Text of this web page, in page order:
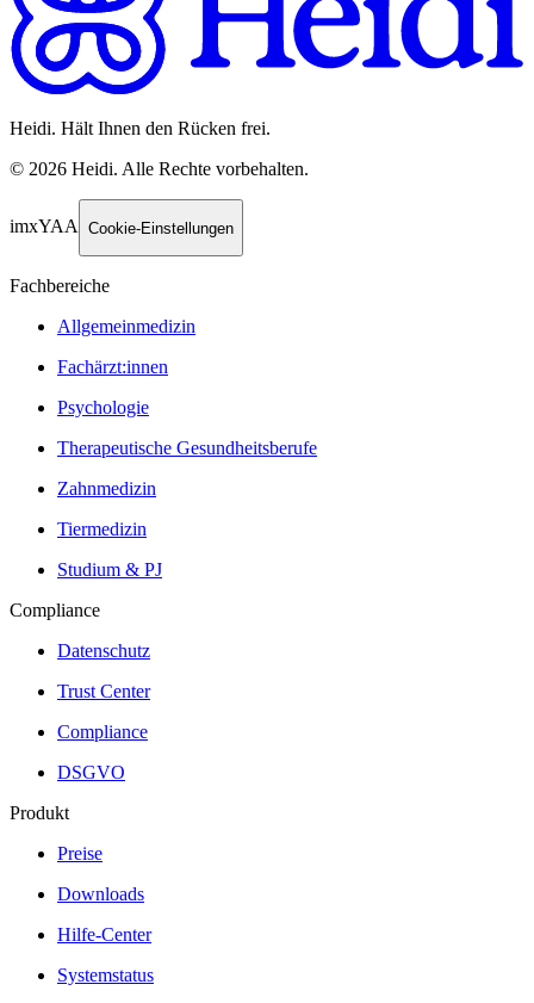
Heidi. Hält Ihnen den Rücken frei.
© 2026 Heidi. Alle Rechte vorbehalten.
imxYAA Cookie-Einstellungen
Fachbereiche
Allgemeinmedizin
Fachärzt:innen
Psychologie
Therapeutische Gesundheitsberufe
Zahnmedizin
Tiermedizin
Studium & PJ
Compliance
Datenschutz
Trust Center
Compliance
DSGVO
Produkt
Preise
Downloads
Hilfe-Center
Systemstatus